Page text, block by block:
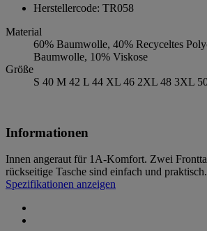
Herstellercode: TR058
Material
60% Baumwolle, 40% Recyceltes
Baumwolle, 10% Viskose
Größe
S 40 M 42 L 44 XL 46 2XL 48 3XL
Informationen
Innen angeraut für 1A-Komfort. Zwei
rückseitige Tasche sind einfach und praktisch.
Spezifikationen anzeigen